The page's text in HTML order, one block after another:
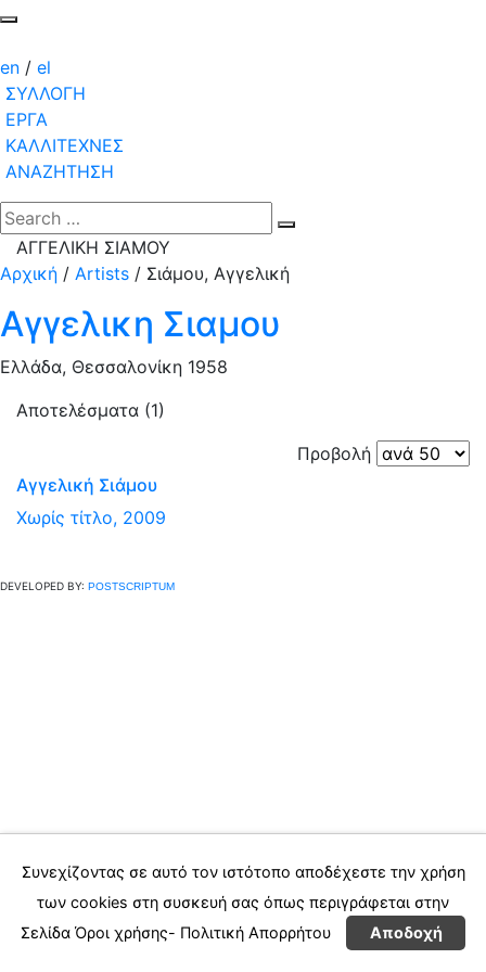
en / el
ΣΥΛΛΟΓΗ
ΕΡΓΑ
ΚΑΛΛΙΤΕΧΝΕΣ
ΑΝΑΖΗΤΗΣΗ
ΑΓΓΕΛΙΚΗ ΣΙΑΜΟΥ
Αρχική / Artists / Σιάμου, Αγγελική
Αγγελικη Σιαμου
Ελλάδα, Θεσσαλονίκη 1958
Αποτελέσματα (1)
Προβολή
Αγγελική Σιάμου
Χωρίς τίτλο, 2009
DEVELOPED BY: POSTSCRIPTUM
Συνεχίζοντας σε αυτό τον ιστότοπο αποδέχεστε την χρήση
των cookies στη συσκευή σας όπως περιγράφεται στην
Σελίδα Όροι χρήσης- Πολιτική Απορρήτου Αποδοχή